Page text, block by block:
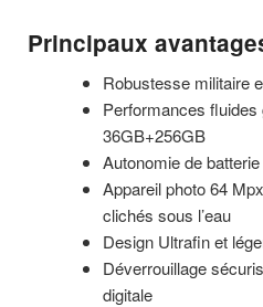
Principaux
Robustesse militaire
Performances
36GB+256GB
Autonomie de
Appareil photo 64
clichés sous l’eau
Design Ultrafin et
Déverrouillage
digitale